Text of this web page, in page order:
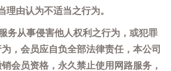
理由认为不适当之行为。
务从事侵害他人权利之行为，或犯罪
，会员应自负全部法律责任，本公司
会员资格，永久禁止使用网路服务，